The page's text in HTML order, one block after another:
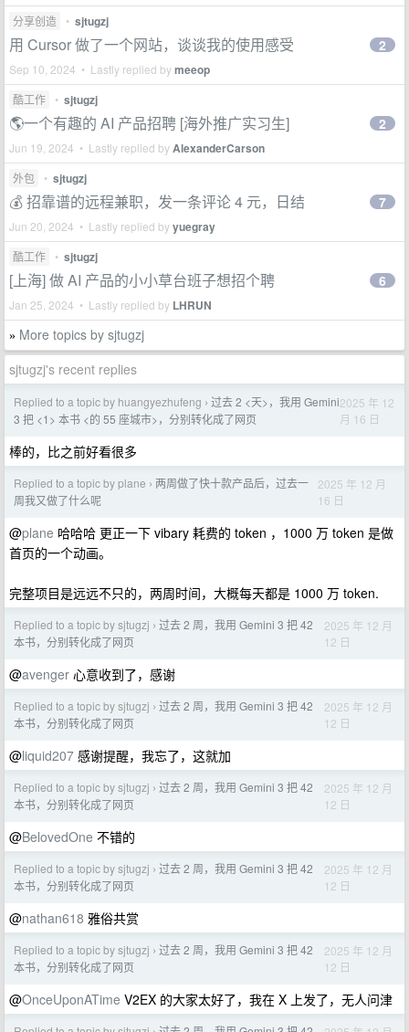
分享创造 • sjtugzj
用 Cursor 做了一个网站，谈谈我的使用感受
Sep 10, 2024 • Lastly replied bymeeop
2
酷工作 • sjtugzj
🌎一个有趣的 AI 产品招聘 [海外推广实习生]
Jun 19, 2024 • Lastly replied byAlexanderCarson
2
外包 • sjtugzj
💰 招靠谱的远程兼职，发一条评论 4 元，日结
Jun 20, 2024 • Lastly replied byyuegray
7
酷工作 • sjtugzj
[上海] 做 AI 产品的小小草台班子想招个聘
Jan 25, 2024 • Lastly replied by LHRUN
6
» More topics by sjtugzj
sjtugzj's recent replies
Replied to a topic by huangyezhufeng › 过去 2 <天>，我用 Gemini
3 把 <1> 本书 <的 55 座城市>，分别转化成了网页
2025 年 12
月 16 日
棒的，比之前好看很多
Replied to a topic by plane › 两周做了快十款产品后，过去一
周我又做了什么呢
2025 年 12 月
16 日
@plane 哈哈哈 更正一下 vibary 耗费的 token ，1000 万 token 是做
首页的一个动画。
完整项目是远远不只的，两周时间，大概每天都是 1000 万 token.
Replied to a topic by sjtugzj › 过去 2 周，我用 Gemini 3 把 42
本书，分别转化成了网页
2025 年 12 月
12 日
@avenger 心意收到了，感谢
Replied to a topic by sjtugzj › 过去 2 周，我用 Gemini 3 把 42
本书，分别转化成了网页
2025 年 12 月
12 日
@liquid207 感谢提醒，我忘了，这就加
Replied to a topic by sjtugzj › 过去 2 周，我用 Gemini 3 把 42
本书，分别转化成了网页
2025 年 12 月
12 日
@BelovedOne 不错的
Replied to a topic by sjtugzj › 过去 2 周，我用 Gemini 3 把 42
本书，分别转化成了网页
2025 年 12 月
12 日
@nathan618 雅俗共赏
Replied to a topic by sjtugzj › 过去 2 周，我用 Gemini 3 把 42
本书，分别转化成了网页
2025 年 12 月
12 日
@OnceUponATime V2EX 的大家太好了，我在 X 上发了，无人问津